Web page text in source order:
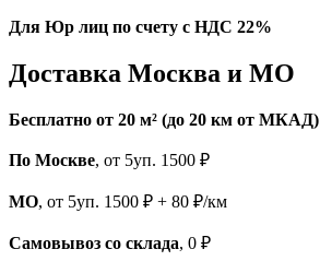
Для Юр лиц по счету с НДС 22%
Доставка Москва и МО
Бесплатно от 20 м² (до 20 км от МКАД)
По Москве, от 5уп. 1500 ₽
МО, от 5уп. 1500 ₽ + 80 ₽/км
Самовывоз со склада, 0 ₽